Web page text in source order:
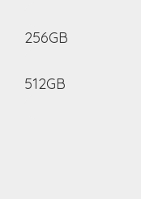
256GB
512GB